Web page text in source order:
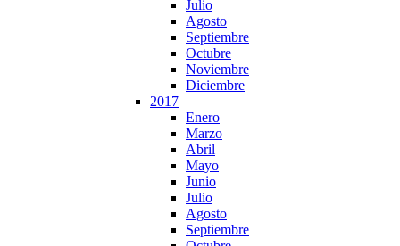
Julio
Agosto
Septiembre
Octubre
Noviembre
Diciembre
2017
Enero
Marzo
Abril
Mayo
Junio
Julio
Agosto
Septiembre